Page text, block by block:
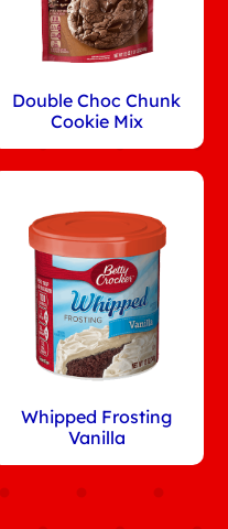
Double Choc Chunk
Cookie Mix
Whipped Frosting
Vanilla